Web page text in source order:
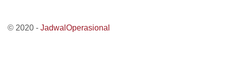
© 2020 - JadwalOperasional